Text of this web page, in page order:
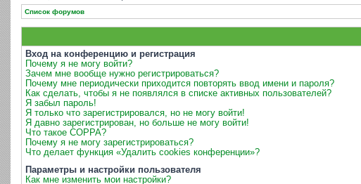
Список форумов
Вход на конференцию и регистрация
Почему я не могу войти?
Зачем мне вообще нужно регистрироваться?
Почему мне периодически приходится повторять ввод имени и пароля?
Как сделать, чтобы я не появлялся в списке активных пользователей?
Я забыл пароль!
Я только что зарегистрировался, но не могу войти!
Я давно зарегистрирован, но больше не могу войти!
Что такое COPPA?
Почему я не могу зарегистрироваться?
Что делает функция «Удалить cookies конференции»?
Параметры и настройки пользователя
Как мне изменить мои настройки?